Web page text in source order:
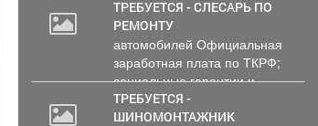
ТРЕБУЕТСЯ - СЛЕСАРЬ ПО
РЕМОНТУ
автомобилей Официальная
заработная плата по ТКРФ;
социальные гарантии и
уверенность в...
ТРЕБУЕТСЯ -
ШИНОМОНТАЖНИК